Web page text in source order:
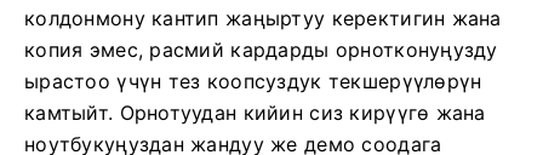
колдонмону кантип жаңыртуу керектигин жана
копия эмес, расмий кардарды орнотконуңузду
ырастоо үчүн тез коопсуздук текшерүүлөрүн
камтыйт. Орнотуудан кийин сиз кирүүгө жана
ноутбукуңуздан жандуу же демо соодага